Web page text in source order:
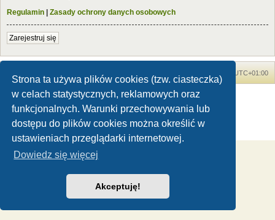
Strona ta używa plików cookies (tzw. ciasteczka)
w celach statystycznych, reklamowych oraz
funkcjonalnych. Warunki przechowywania lub
dostępu do plików cookies można określić w
ustawieniach przeglądarki internetowej.
Dowiedz się więcej
Akceptuję!
Regulamin | Zasady ochrony danych osobowych
Zarejestruj się
UTC+01:00
Dinozaury.com© 2006-2020
Technologię dostarczaphpBB® Forum Software © phpBB Limited
Zasady ochrony danych osobowych|Regulamin